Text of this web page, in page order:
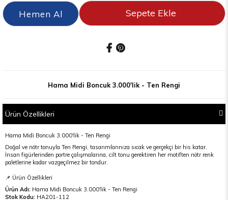
Hama Midi Boncuk 3.000'lik - Ten Rengi
Ürün Özellikleri
Hama Midi Boncuk 3.000'lik - Ten Rengi
Doğal ve nötr tonuyla Ten Rengi, tasarımlarınıza sıcak ve gerçekçi bir his katar.
İnsan figürlerinden portre çalışmalarına, cilt tonu gerektiren her motiften nötr renk
paletlerine kadar vazgeçilmez bir tondur.
📌 Ürün Özellikleri
Ürün Adı: Hama Midi Boncuk 3.000'lik - Ten Rengi
Stok Kodu: HA201-112